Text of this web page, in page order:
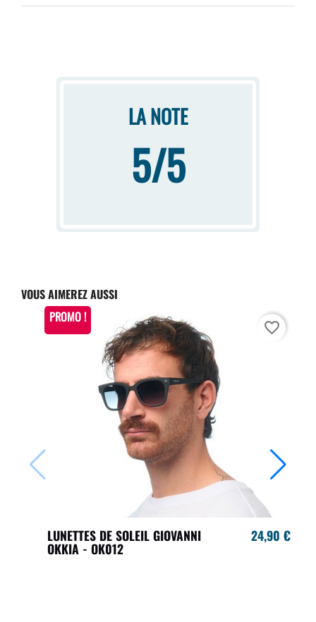
LA NOTE
5/5
VOUS AIMEREZ AUSSI
LUNETTES DE SOLEIL GIOVANNI
OKKIA - OK012
24,90 €
PROMO !
favorite_border